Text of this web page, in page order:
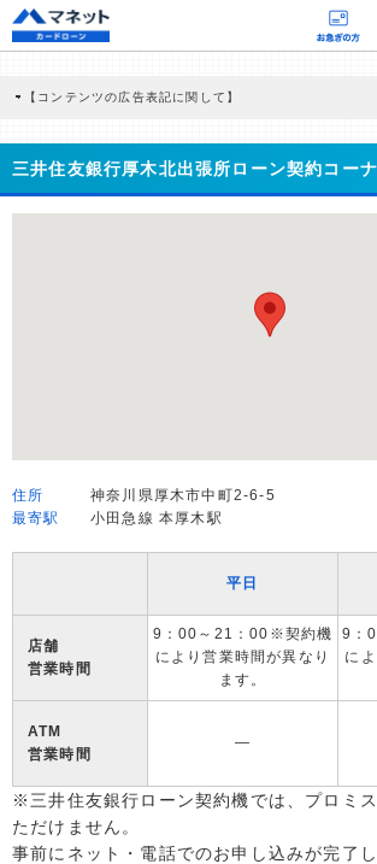
【コンテンツの広告表記に関して】
商品を根拠なくPRするものではなく、当編集部の調査／ユ
どに基づき、公平性を担保した情報提供を行っています。
>提携企業一覧
三井住友銀行厚木北出張所ローン契約コー
住所
神奈川県厚木市中町2-6-5
最寄駅
小田急線 本厚木駅
平日
店舗
営業時間
9：00～21：00※契約機
により営業時間が異なり
ます。
9：
に
ATM
営業時間
―
※三井住友銀行ローン契約機では、プロミ
ただけません。
事前にネット・電話でのお申し込みが完了